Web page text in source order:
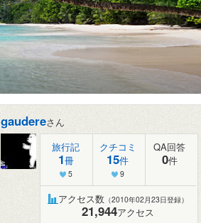
gaudereさん
旅行記
1冊
5
クチコミ
15件
9
QA回答
0件
アクセス数 （2010年02月23日登録）
21,944アクセス